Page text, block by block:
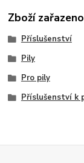
Zboží
Příslušenství
Pily
Pro pily
Příslušenství k